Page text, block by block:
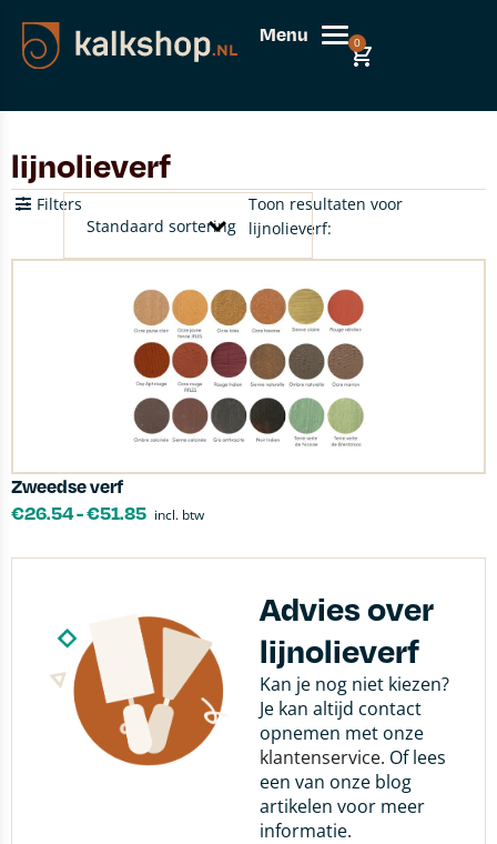
Menu 0
lijnolieverf
Toon resultaten voor
lijnolieverf:
Filters
Zweedse verf
€26.54-€51.85 incl. btw
Advies over
lijnolieverf
Kan je nog niet kiezen?
Je kan altijd contact
opnemen met onze
klantenservice. Of lees
een van onze blog
artikelen voor meer
informatie.